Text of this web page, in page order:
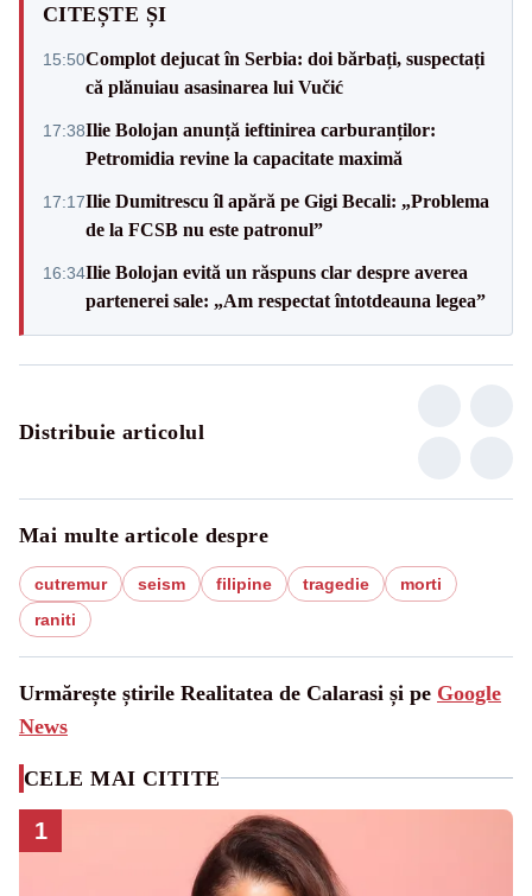
CITEȘTE ȘI
15:50Complot dejucat în Serbia: doi bărbați, suspectați
că plănuiau asasinarea lui Vučić
17:38Ilie Bolojan anunță ieftinirea carburanților:
Petromidia revine la capacitate maximă
17:17Ilie Dumitrescu îl apără pe Gigi Becali: „Problema
de la FCSB nu este patronul”
16:34Ilie Bolojan evită un răspuns clar despre averea
partenerei sale: „Am respectat întotdeauna legea”
Distribuie articolul
Mai multe articole despre
cutremur seism filipine tragedie
morti
raniti
Urmărește știrile Realitatea de Calarasi și pe Google
News
CELE MAI CITITE
1